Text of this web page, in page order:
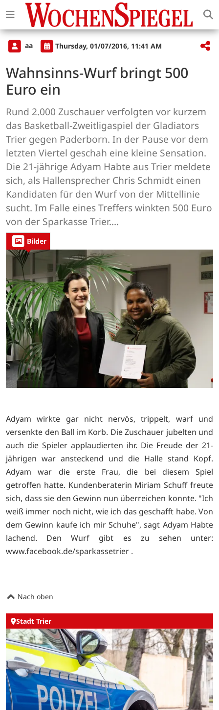
aa Thursday, 01/07/2016, 11:41 AM
Wahnsinns-Wurf bringt 500
Euro ein
Rund 2.000 Zuschauer verfolgten vor kurzem
das Basketball-Zweitligaspiel der Gladiators
Trier gegen Paderborn. In der Pause vor dem
letzten Viertel geschah eine kleine Sensation.
Die 21-jährige Adyam Habte aus Trier meldete
sich, als Hallensprecher Chris Schmidt einen
Kandidaten für den Wurf von der Mittellinie
sucht. Im Falle eines Treffers winkten 500 Euro
von der Sparkasse Trier....
Bilder
Adyam wirkte gar nicht nervös, trippelt, warf und
versenkte den Ball im Korb. Die Zuschauer jubelten und
auch die Spieler applaudierten ihr. Die Freude der 21-
jährigen war ansteckend und die Halle stand Kopf.
Adyam war die erste Frau, die bei diesem Spiel
getroffen hatte. Kundenberaterin Miriam Schuff freute
sich, dass sie den Gewinn nun überreichen konnte. "Ich
weiß immer noch nicht, wie ich das geschafft habe. Von
dem Gewinn kaufe ich mir Schuhe", sagt Adyam Habte
lachend. Den Wurf gibt es zu sehen unter:
www.facebook.de/sparkassetrier .
Nach oben
Stadt Trier